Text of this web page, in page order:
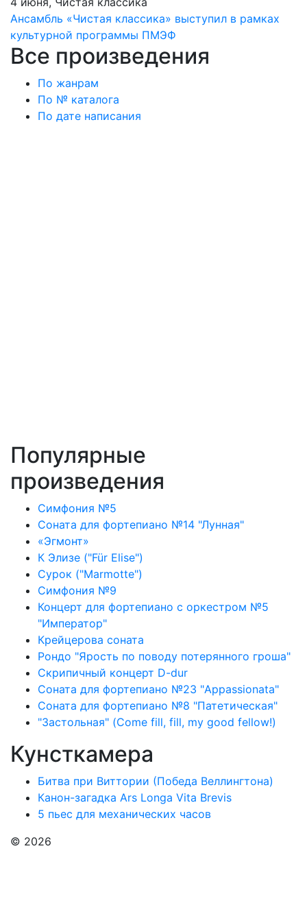
Ансамбль «Чистая классика» выступил в рамках
культурной программы ПМЭФ
Все произведения
По жанрам
По № каталога
По дате написания
Популярные
произведения
Симфония №5
Соната для фортепиано №14 "Лунная"
«Эгмонт»
К Элизе ("Für Elise")
Сурок ("Marmotte")
Симфония №9
Концерт для фортепиано с оркестром №5
"Император"
Крейцерова соната
Рондо "Ярость по поводу потерянного гроша"
Скрипичный концерт D-dur
Соната для фортепиано №23 "Appassionata"
Соната для фортепиано №8 "Патетическая"
"Застольная" (Come fill, fill, my good fellow!)
Кунсткамера
Битва при Виттории (Победа Веллингтона)
Канон-загадка Ars Longa Vita Brevis
5 пьес для механических часов
© 2026